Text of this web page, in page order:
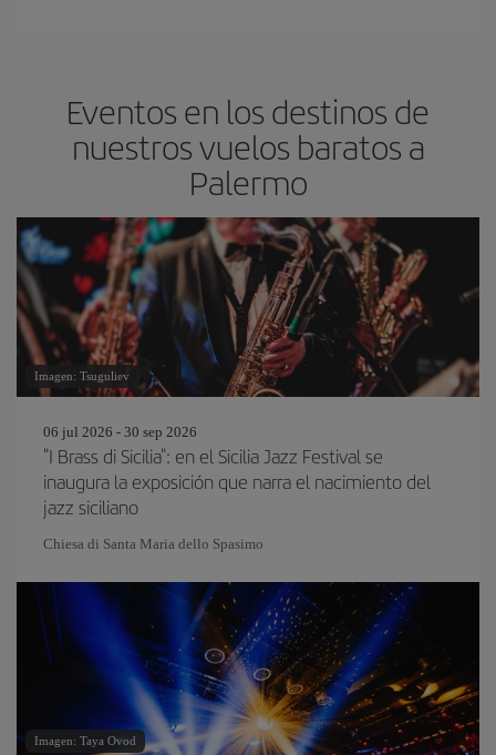
Eventos en los destinos de
nuestros vuelos baratos a
Palermo
Imagen: Tsuguliev
06 jul 2026 - 30 sep 2026
"I Brass di Sicilia": en el Sicilia Jazz Festival se
inaugura la exposición que narra el nacimiento del
jazz siciliano
Chiesa di Santa Maria dello Spasimo
Imagen: Taya Ovod